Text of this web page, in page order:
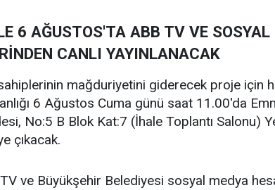
6 AĞUSTOS'TA ABB TV VE SOSYAL
CANLI YAYINLANACAK
mağduriyetini giderecek proje için
6 Ağustos Cuma günü saat 11.00'da
No:5 B Blok Kat:7 (İhale Toplantı Salonu)
çıkacak.
ve Büyükşehir Belediyesi sosyal medya